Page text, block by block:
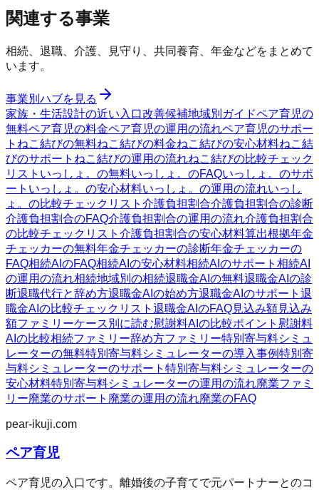
関連する事業
相続、退職、介護、見守り、共同養育、年金などをまとめて
います。
事業別ハブを見る
家族・生活設計の近い入口改善候補地域別ガイドペア育児の
無料ペア育児の料金ペア育児の運用の流れペア育児のサポー
ト ねこ結びの無料ねこ結びの料金ねこ結びの安心材料ねこ結
びのサポート ねこ結びの運用の流れねこ結びの比較チェック
リスト いっしょ。の無料いっしょ。のFAQいっしょ。のサポ
ート いっしょ。の安心材料いっしょ。の運用の流れいっし
ょ。の比較チェックリスト 介護負担割合介護負担割合の診断
介護負担割合のFAQ介護負担割合の運用の流れ介護負担割合
の比較チェックリスト 介護負担割合の安心材料算出根拠年金
チェッカーの無料年金チェッカーの診断年金チェッカーの
FAQ相続AIのFAQ相続AIの安心材料相続AIのサポート 相続AI
の運用の流れ相続地域別の相続退職金AIの無料退職金AIの診
断退職代行と辞め方退職金AIの始め方退職金AIのサポート 退
職金AIの比較チェックリスト 退職金AIのFAQ見込み額見込み
額ファミリーケース別に読む慰謝料AIの比較ポイント 慰謝料
AIの比較相続ファミリー辞め方ファミリー特別寄与料シミュ
レーターの無料特別寄与料シミュレーターの導入事例特別寄
与料シミュレーターのサポート 特別寄与料シミュレーターの
安心材料特別寄与料シミュレーターの運用の流れ廃業ファミ
リー廃業のサポート 廃業の運用の流れ廃業のFAQ
pear-ikuji.com
ペア育児
ペア育児の入口です。離婚後の子育てで元パートナーとのコ